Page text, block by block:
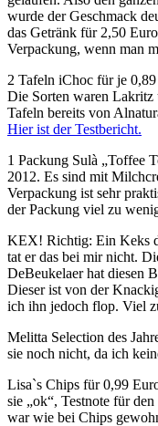
wurde der Geschmack
das Getränk für 2,50
Verpackung, wenn man
2 Tafeln iChoc für je
Die Sorten waren Lakritz
Tafeln bereits von
Hier ist der Testbericht.
1 Packung Sulà „Toffee
2012. Es sind mit
Verpackung ist sehr
der Packung viel zu
KEX! Richtig: Ein Keks
tat er das bei mir nicht.
DeBeukelaer hat diesen
Dieser ist von der
ich ihn jedoch flop. Viel
Melitta Selection des
sie noch nicht, da ich
Lisa`s Chips für 0,99
sie „ok“, Testnote für
war wie bei Chips